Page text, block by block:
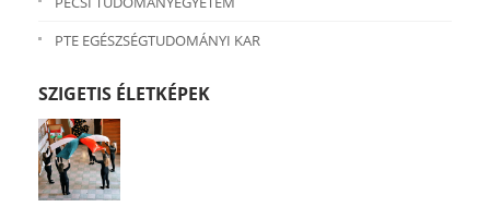
PTE EGÉSZSÉGTUDOMÁNYI KAR
SZIGETIS ÉLETKÉPEK